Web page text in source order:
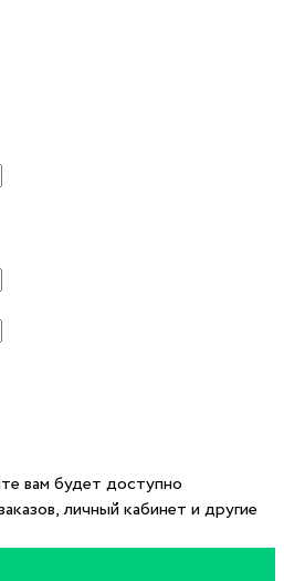
вам будет доступно
личный кабинет и другие